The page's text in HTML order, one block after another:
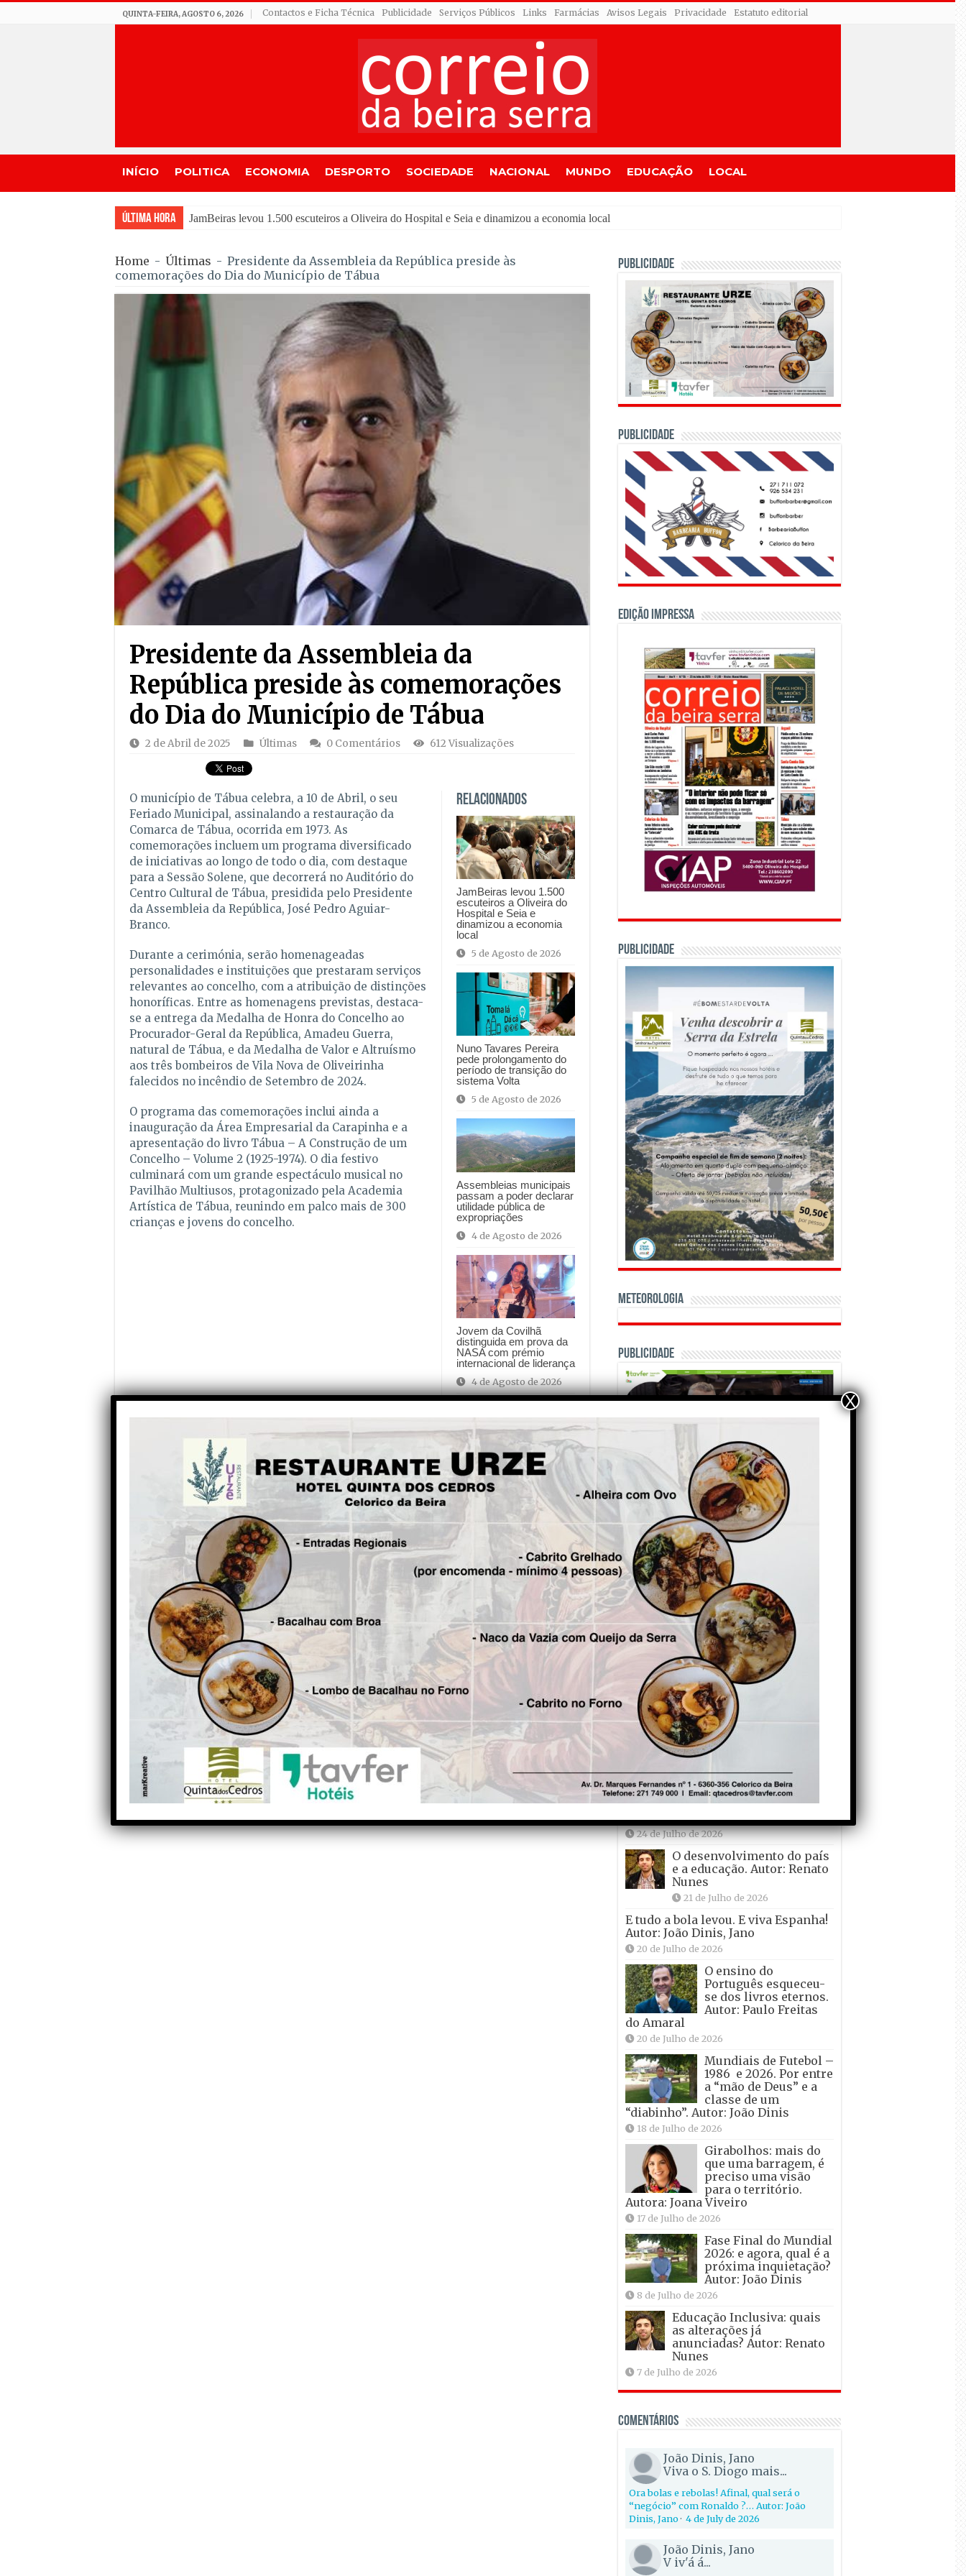
QUINTA-FEIRA, AGOSTO 6, 2026 Contactos e Ficha Técnica Publicidade Serviços Públicos Links Farmácias Avisos Legais Privacidade Estatuto editorial
INÍCIO POLITICA ECONOMIA DESPORTO SOCIEDADE NACIONAL MUNDO EDUCAÇÃO LOCAL
Última Hora Tradição do “Solteiros vs
Home - Últimas - Presidente da Assembleia da República preside às
comemorações do Dia do Município de Tábua
Presidente da Assembleia da
República preside às comemorações
do Dia do Município de Tábua
2 de Abril de 2025 Últimas 0 Comentários 612 Visualizações
Relacionados
JamBeiras levou 1.500
escuteiros a Oliveira do
Hospital e Seia e
dinamizou a economia
local
5 de Agosto de 2026
Nuno Tavares Pereira
pede prolongamento do
período de transição do
sistema Volta
5 de Agosto de 2026
Assembleias municipais
passam a poder declarar
utilidade pública de
expropriações
4 de Agosto de 2026
Jovem da Covilhã
distinguida em prova da
NASA com prémio
internacional de liderança
4 de Agosto de 2026
O município de Tábua celebra, a 10 de Abril, o seu
Feriado Municipal, assinalando a restauração da
Comarca de Tábua, ocorrida em 1973. As
comemorações incluem um programa diversificado
de iniciativas ao longo de todo o dia, com destaque
para a Sessão Solene, que decorrerá no Auditório do
Centro Cultural de Tábua, presidida pelo Presidente
da Assembleia da República, José Pedro Aguiar-
Branco.
Durante a cerimónia, serão homenageadas
personalidades e instituições que prestaram serviços
relevantes ao concelho, com a atribuição de distinções
honoríficas. Entre as homenagens previstas, destaca-
se a entrega da Medalha de Honra do Concelho ao
Procurador-Geral da República, Amadeu Guerra,
natural de Tábua, e da Medalha de Valor e Altruísmo
aos três bombeiros de Vila Nova de Oliveirinha
falecidos no incêndio de Setembro de 2024.
O programa das comemorações inclui ainda a
inauguração da Área Empresarial da Carapinha e a
apresentação do livro Tábua – A Construção de um
Concelho – Volume 2 (1925-1974). O dia festivo
culminará com um grande espectáculo musical no
Pavilhão Multiusos, protagonizado pela Academia
Artística de Tábua, reunindo em palco mais de 300
crianças e jovens do concelho.
Partilhe com os seus amigos nas redes sociais!
Oliveira do Hospital relança
projecto CLDS 5G para
reforçar apoio social no
concelho
Seg.
“Bilhetes Postais” desde a
Cordinha – 2025
(continuação) – Projectos de
“Desenvolvimento
Integrado”. Autor: João Dinis
PUBLICIDADE
PUBLICIDADE
Edição Impressa
PUBLICIDADE
Meteorologia
Publicidade
OPINIÃO E CRÓNICAS
A marca Sporting em
todo o mundo está a
crescer atrás de
Ronaldo. Autor: Paulo
Freitas do Amaral
5 de Agosto de 2026
Falso crescimento…
Autor: Nuno Pereira
1 de Agosto de 2026
Tadei Pogacar vence o
“Tour” – A “Volta a
França em Bicicleta”
pela quinta vez! Autor:
João Dinis
27 de Julho de 2026
Condecorem o
Primeiro ! – que ele
não quer ir de férias!
Autor: Carlos Martelo
24 de Julho de 2026
O desenvolvimento do país
e a educação. Autor: Renato
Nunes
21 de Julho de 2026
E tudo a bola levou. E viva Espanha!
Autor: João Dinis, Jano
20 de Julho de 2026
O ensino do
Português esqueceu-
se dos livros eternos.
Autor: Paulo Freitas
do Amaral
20 de Julho de 2026
Mundiais de Futebol –
1986 e 2026. Por entre
a “mão de Deus” e a
classe de um
“diabinho”. Autor: João Dinis
18 de Julho de 2026
Girabolhos: mais do
que uma barragem, é
preciso uma visão
para o território.
Autora: Joana Viveiro
17 de Julho de 2026
Fase Final do Mundial
2026: e agora, qual é a
próxima inquietação?
Autor: João Dinis
8 de Julho de 2026
Educação Inclusiva: quais
as alterações já
anunciadas? Autor: Renato
Nunes
7 de Julho de 2026
Comentários
João Dinis, Jano
Viva o S. Diogo mais...
Ora bolas e rebolas! Afinal, qual será o
“negócio” com Ronaldo ?… Autor: João
Dinis, Jano· 4 de July de 2026
João Dinis, Jano
V iv'á á...
X